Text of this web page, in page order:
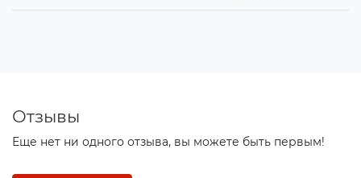
Отзывы
Еще нет ни одного отзыва, вы можете быть первым!